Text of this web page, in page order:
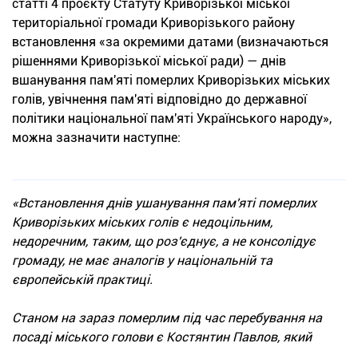
статті 4 проєкту Статуту Криворізької міської
територіальної громади Криворізького району
встановлення «за окремими датами (визначаються
рішеннями Криворізької міської ради) — днів
вшанування пам'яті померлих Криворізьких міських
голів, увічнення пам'яті відповідно до державної
політики національної пам'яті Українського народу»,
можна зазначити наступне:
«Встановлення днів ушанування пам'яті померлих
Криворізьких міських голів є недоцільним,
недоречним, таким, що роз'єднує, а не консолідує
громаду, не має аналогів у національній та
європейській практиці.
Станом на зараз померлим під час перебування на
посаді міського голови є Костянтин Павлов, який